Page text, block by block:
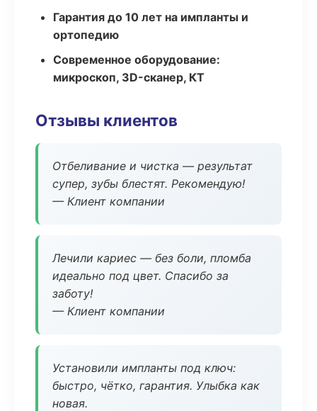
Гарантия до 10 лет на импланты и
ортопедию
Современное оборудование:
микроскоп, 3D-сканер, КТ
Отзывы клиентов
Отбеливание и чистка — результат
супер, зубы блестят. Рекомендую!
— Клиент компании
Лечили кариес — без боли, пломба
идеально под цвет. Спасибо за
заботу!
— Клиент компании
Установили импланты под ключ:
быстро, чётко, гарантия. Улыбка как
новая.